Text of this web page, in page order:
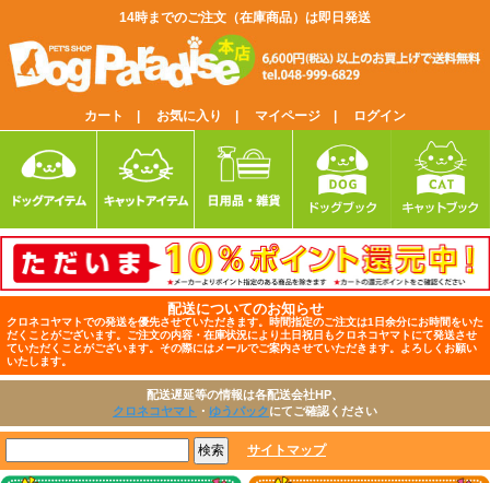
14時までのご注文（在庫商品）は即日発送
カート | お気に入り | マイページ | ログイン
配送についてのお知らせ
クロネコヤマトでの発送を優先させていただきます。時間指定のご注文は1日余分にお時間をいた
だくことがございます。ご注文の内容・在庫状況により土日祝日もクロネコヤマトにて発送させ
ていただくことがございます。その際にはメールでご案内させていただきます。よろしくお願い
いたします。
配送遅延等の情報は各配送会社HP、
クロネコヤマト ・ ゆうパックにてご確認ください
サイトマップ